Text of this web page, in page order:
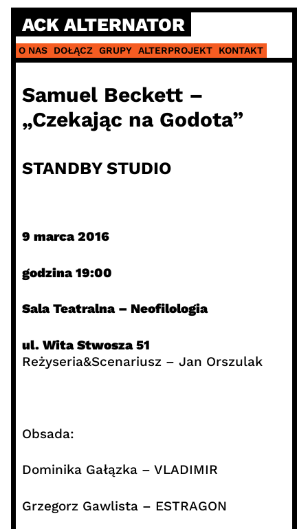
Skip
content
ACK ALTERNATOR
O NAS DOŁĄCZ GRUPY ALTERPROJEKT KONTAKT
Samuel Beckett –
„Czekając na Godota”
STANDBY STUDIO
9 marca 2016
godzina 19:00
Sala Teatralna – Neofilologia
ul. Wita Stwosza 51
Reżyseria&Scenariusz – Jan Orszulak
Obsada:
Dominika Gałązka – VLADIMIR
Grzegorz Gawlista – ESTRAGON